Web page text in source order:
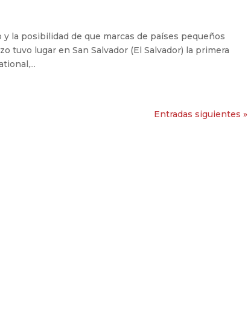
la posibilidad de que marcas de países pequeños
tuvo lugar en San Salvador (El Salvador) la primera
Entradas siguientes »